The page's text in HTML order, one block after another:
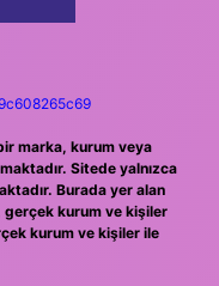
marka, kurum veya
Sitede yalnızca
Burada yer alan
kurum ve kişiler
kurum ve kişiler ile